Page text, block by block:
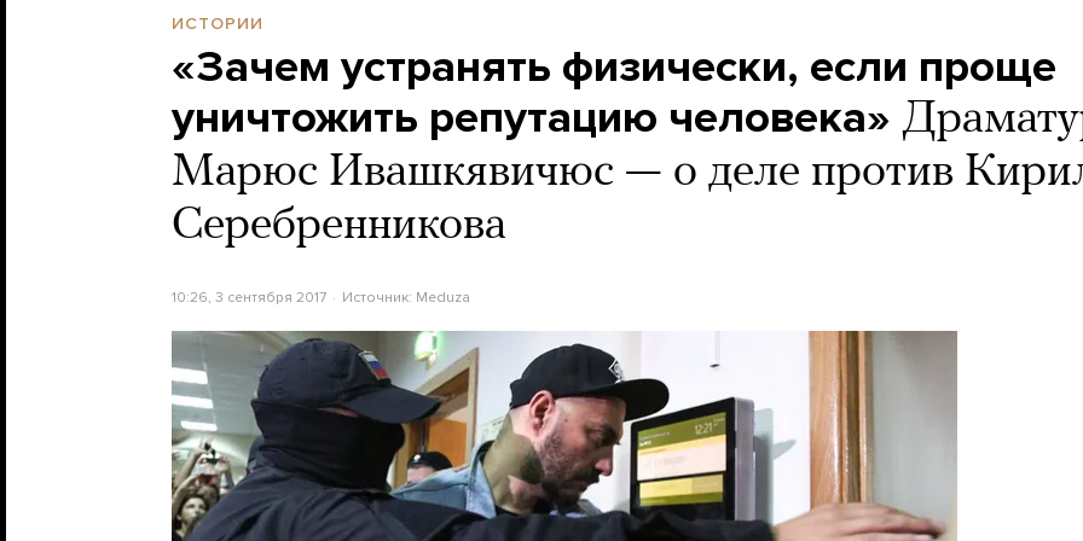
ИСТОРИИ
«Зачем устранять физически, если проще
уничтожить репутацию человека»
Марюс Ивашкявичюс — о деле против
Серебренникова
10:26, 3 сентября 2017 Источник: Meduza